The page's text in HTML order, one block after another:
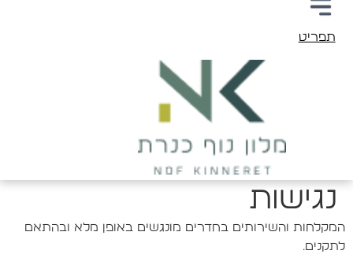
תפריט
נגישות
המקלחות והשירותים בחדרים מונגשים באופן מלא ובהתאם
לתקנים.